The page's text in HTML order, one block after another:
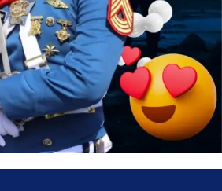
OUR PROGRAM
REGISTRATION